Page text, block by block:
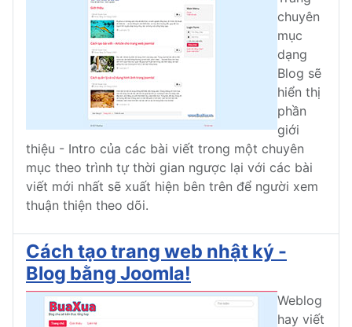
chuyên
mục
dạng
Blog sẽ
hiển thị
phần
giới
thiệu - Intro của các bài viết trong một chuyên
mục theo trình tự thời gian ngược lại với các bài
viết mới nhất sẽ xuất hiện bên trên để người xem
thuận thiện theo dõi.
Cách tạo trang web nhật ký -
Blog bằng Joomla!
Weblog
hay viết